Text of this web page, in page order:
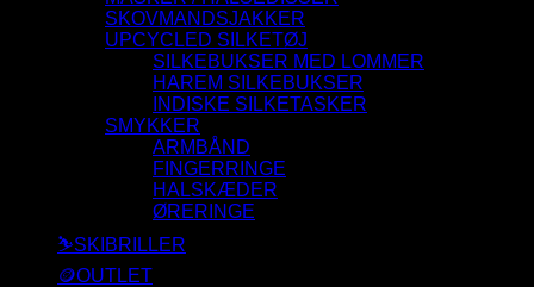
SKOVMANDSJAKKER
UPCYCLED SILKETØJ
SILKEBUKSER MED LOMMER
HAREM SILKEBUKSER
INDISKE SILKETASKER
SMYKKER
ARMBÅND
FINGERRINGE
HALSKÆDER
ØRERINGE
⛷️SKIBRILLER
🪙OUTLET